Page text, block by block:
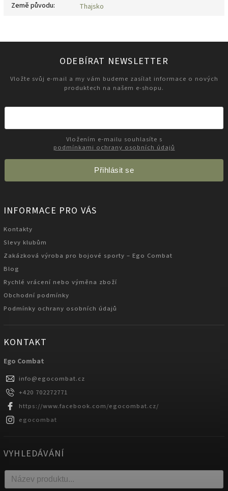
Země původu: Thajsko
ODEBÍRAT NEWSLETTER
Vložte svůj e-mail a my vám budeme zasílat informace o nových
produktech na našem e-shopu.
podmínkami ochrany osobních údajů
Přihlásit se
INFORMACE PRO VÁS
Kontakty
Slevy klubům
Zakázková výroba pro bojové sporty – Ego Combat
Blog
Rychlé vrácení nebo výměna zboží
Obchodní podmínky
Podmínky ochrany osobních údajů
KONTAKT
Ego Combat
info@egocombat.cz
+420 702272771
https://www.facebook.com/egocombat.cz/
egocombat
VYHLEDÁVÁNÍ